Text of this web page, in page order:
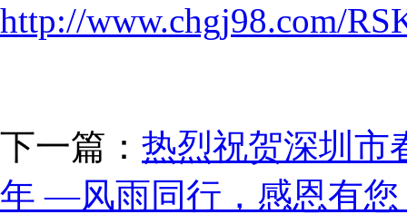
http://www.chgj98.com/
下一篇： 热烈祝贺深圳市
年 —风雨同行，感恩有您